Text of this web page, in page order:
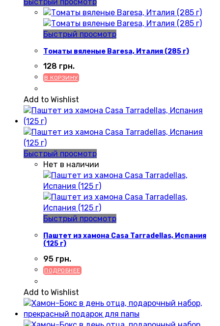
Быстрый просмотр
Томаты вяленые Baresa, Италия (285 г)
128 грн.
В КОРЗИНУ
Add to Wishlist
Быстрый просмотр
Нет в наличии
Быстрый просмотр
Паштет из хамона Casa Tarradellas, Испания
(125 г)
95 грн.
ПОДРОБНЕЕ
Add to Wishlist